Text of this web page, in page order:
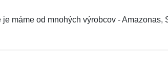
je máme od mnohých výrobcov - Amazonas,